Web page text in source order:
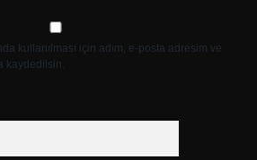
kullanılması için adım, e-posta adresim ve
kaydedilsin.